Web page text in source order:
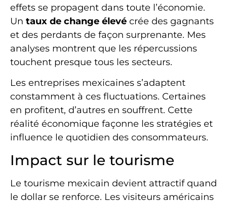
effets se propagent dans toute l’économie.
Un taux de change élevé crée des gagnants
et des perdants de façon surprenante. Mes
analyses montrent que les répercussions
touchent presque tous les secteurs.
Les entreprises mexicaines s’adaptent
constamment à ces fluctuations. Certaines
en profitent, d’autres en souffrent. Cette
réalité économique façonne les stratégies et
influence le quotidien des consommateurs.
Impact sur le tourisme
Le tourisme mexicain devient attractif quand
le dollar se renforce. Les visiteurs américains